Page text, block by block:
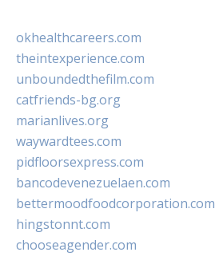
okhealthcareers.com
theintexperience.com
unboundedthefilm.com
catfriends-bg.org
marianlives.org
waywardtees.com
pidfloorsexpress.com
bancodevenezuelaen.com
bettermoodfoodcorporation.com
hingstonnt.com
chooseagender.com